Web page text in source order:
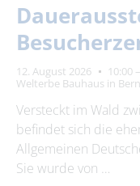
12. August 2026 10:00
Welterbe Bauhaus in
Versteckt im Wald
befindet sich die
Allgemeinen
Sie wurde von …